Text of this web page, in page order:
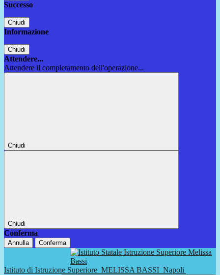
Successo
Chiudi
Informazione
Chiudi
Attendere...
Attendere il completamento dell'operazione...
Chiudi
Chiudi
Conferma
Annulla Conferma
Istituto di Istruzione Superiore MELISSA BASSI Napoli